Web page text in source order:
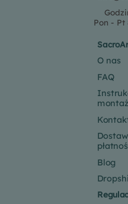
Pon - Pt
O nas
FAQ
Blog